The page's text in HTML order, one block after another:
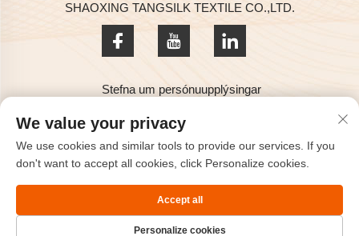
SHAOXING TANGSILK TEXTILE CO.,LTD.
Stefna um persónuupplýsingar
Höfundarréttur © 2025 hjá SHAOXING TANGSILK TEXTILE
CO.,LTD
Hafðu samband
Address: Rm801, 8H, Haizhou alþjóða, Keqiao, Shaoxing,
Zhejiang, Kína.
Sími:+86-575-85563399
We value your privacy
We use cookies and similar tools to provide our services. If you
don't want to accept all cookies, click Personalize cookies.
Personalize cookies
Accept all